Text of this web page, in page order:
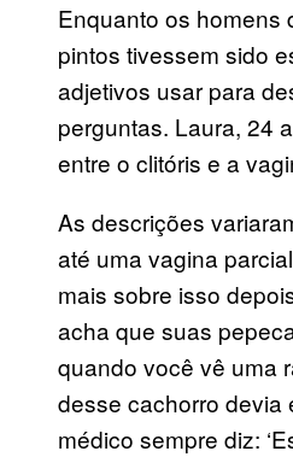
Enquanto os homens
pintos tivessem sido
adjetivos usar para
perguntas. Laura, 24
entre o clitóris e a
As descrições
até uma vagina
mais sobre isso
acha que suas
quando você vê uma
desse cachorro devia
médico sempre diz: